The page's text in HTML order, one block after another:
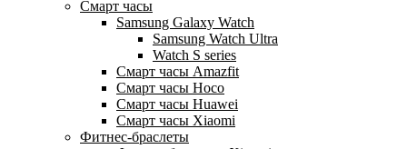
Смарт часы
Samsung Galaxy Watch
Samsung Watch Ultra
Watch S series
Смарт часы Amazfit
Смарт часы Hoco
Смарт часы Huawei
Смарт часы Xiaomi
Фитнес-браслеты